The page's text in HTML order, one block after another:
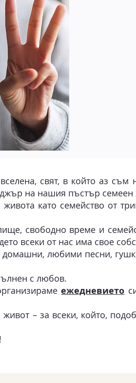
свят, в който аз съм
на нашия пъстър семеен
като семейство от
свободно време и
всеки от нас има свое
любими песни,
с любов.
ежедневието
– за всеки, който,